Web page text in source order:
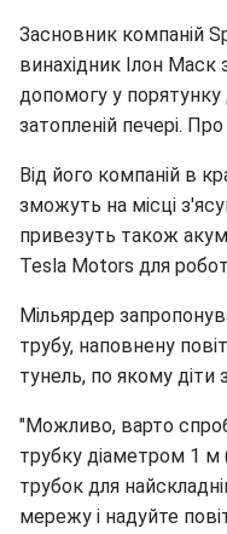
Засновник компаній
винахідник Ілон
допомогу у порятунку
затопленій печері.
Від його компаній в
зможуть на місці
привезуть також
Tesla Motors для
Мільярдер
трубу, наповнену
тунель, по якому
"Можливо, варто
трубку діаметром 1 м
трубок для
мережу і надуйте